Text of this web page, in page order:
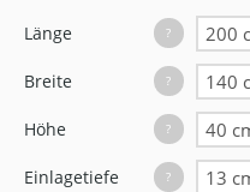
Länge ?
Breite ?
Höhe ?
Einlagetiefe ?